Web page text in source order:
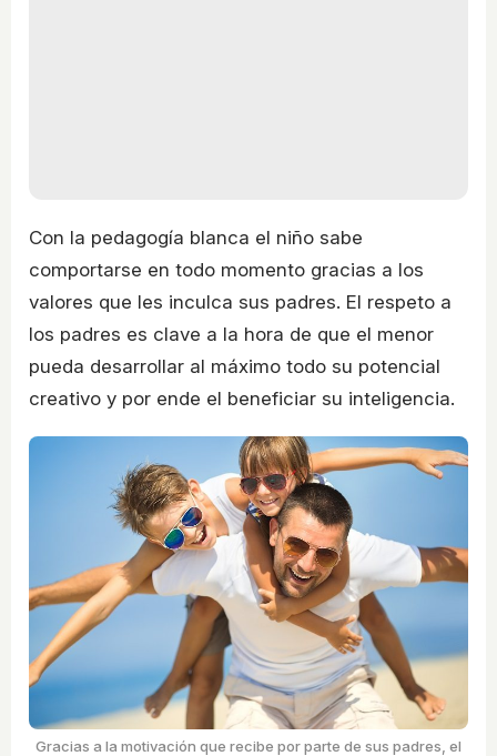
Con la pedagogía blanca el niño sabe
comportarse en todo momento gracias a los
valores que les inculca sus padres. El respeto a
los padres es clave a la hora de que el menor
pueda desarrollar al máximo todo su potencial
creativo y por ende el beneficiar su inteligencia.
Gracias a la motivación que recibe por parte de sus padres, el